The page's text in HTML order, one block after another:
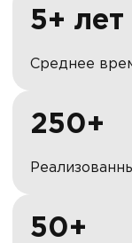
5+ лет
Среднее
250+
50+